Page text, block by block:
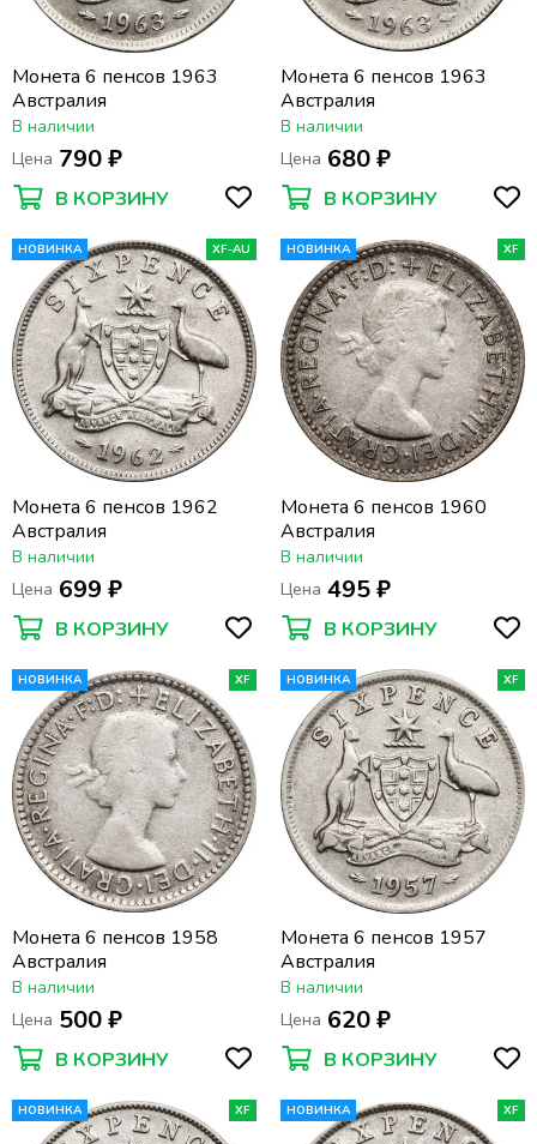
Монета 6 пенсов 1963
Австралия
В наличии
Цена 790 ₽
В КОРЗИНУ
Монета 6 пенсов 1963
Австралия
В наличии
Цена 680 ₽
В КОРЗИНУ
НОВИНКА XF-AU
Монета 6 пенсов 1962
Австралия
В наличии
Цена 699 ₽
В КОРЗИНУ
НОВИНКА XF
Монета 6 пенсов 1960
Австралия
В наличии
Цена 495 ₽
В КОРЗИНУ
НОВИНКА XF
Монета 6 пенсов 1958
Австралия
В наличии
Цена 500 ₽
В КОРЗИНУ
НОВИНКА XF
Монета 6 пенсов 1957
Австралия
В наличии
Цена 620 ₽
В КОРЗИНУ
НОВИНКА XF НОВИНКА XF